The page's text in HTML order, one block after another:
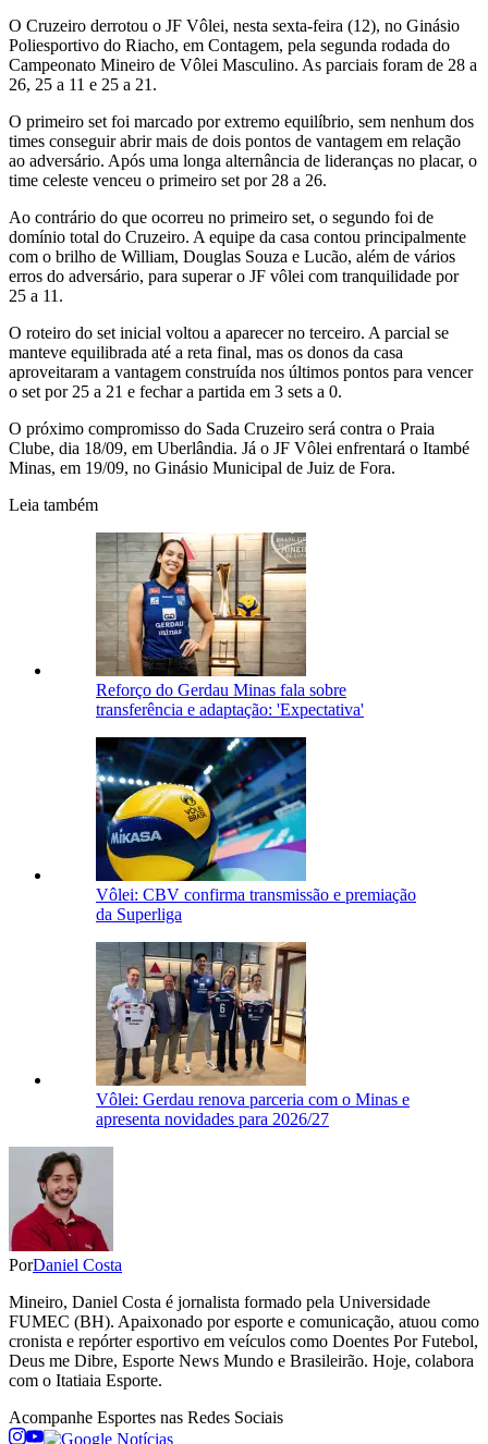
O Cruzeiro derrotou o JF Vôlei, nesta sexta-feira (12), no Ginásio
Poliesportivo do Riacho, em Contagem, pela segunda rodada do
Campeonato Mineiro de Vôlei Masculino. As parciais foram de 28 a
26, 25 a 11 e 25 a 21.
O primeiro set foi marcado por extremo equilíbrio, sem nenhum dos
times conseguir abrir mais de dois pontos de vantagem em relação
ao adversário. Após uma longa alternância de lideranças no placar, o
time celeste venceu o primeiro set por 28 a 26.
Ao contrário do que ocorreu no primeiro set, o segundo foi de
domínio total do Cruzeiro. A equipe da casa contou principalmente
com o brilho de William, Douglas Souza e Lucão, além de vários
erros do adversário, para superar o JF vôlei com tranquilidade por
25 a 11.
O roteiro do set inicial voltou a aparecer no terceiro. A parcial se
manteve equilibrada até a reta final, mas os donos da casa
aproveitaram a vantagem construída nos últimos pontos para vencer
o set por 25 a 21 e fechar a partida em 3 sets a 0.
O próximo compromisso do Sada Cruzeiro será contra o Praia
Clube, dia 18/09, em Uberlândia. Já o JF Vôlei enfrentará o Itambé
Minas, em 19/09, no Ginásio Municipal de Juiz de Fora.
Leia também
Reforço do Gerdau Minas fala sobre
transferência e adaptação: 'Expectativa'
Vôlei: CBV confirma transmissão e premiação
da Superliga
Vôlei: Gerdau renova parceria com o Minas e
apresenta novidades para 2026/27
PorDaniel Costa
Mineiro, Daniel Costa é jornalista formado pela Universidade
FUMEC (BH). Apaixonado por esporte e comunicação, atuou como
cronista e repórter esportivo em veículos como Doentes Por Futebol,
Deus me Dibre, Esporte News Mundo e Brasileirão. Hoje, colabora
com o Itatiaia Esporte.
Acompanhe Esportes nas Redes Sociais